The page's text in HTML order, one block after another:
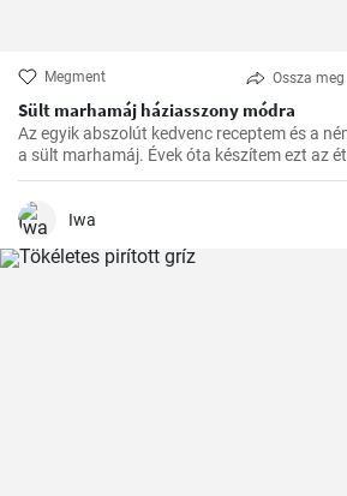
Megment Ossza meg
Sült marhamáj háziasszony módra
Az egyik abszolút kedvenc receptem és a
a sült marhamáj. Évek óta készítem ezt az
konyhámban, és az idők során apró
tökéletesítettem. Nagyon örülök, hogy itt
Iwa